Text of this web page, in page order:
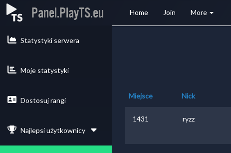
Panel.PlayTS.eu Home Join More
Statystyki serwera
Moje statystyki
Dostosuj rangi
Najlepsi użytkownicy
Miejsce Nick
1431 ryzz